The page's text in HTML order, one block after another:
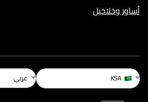
أساور وخلاخيل
KSA عربي